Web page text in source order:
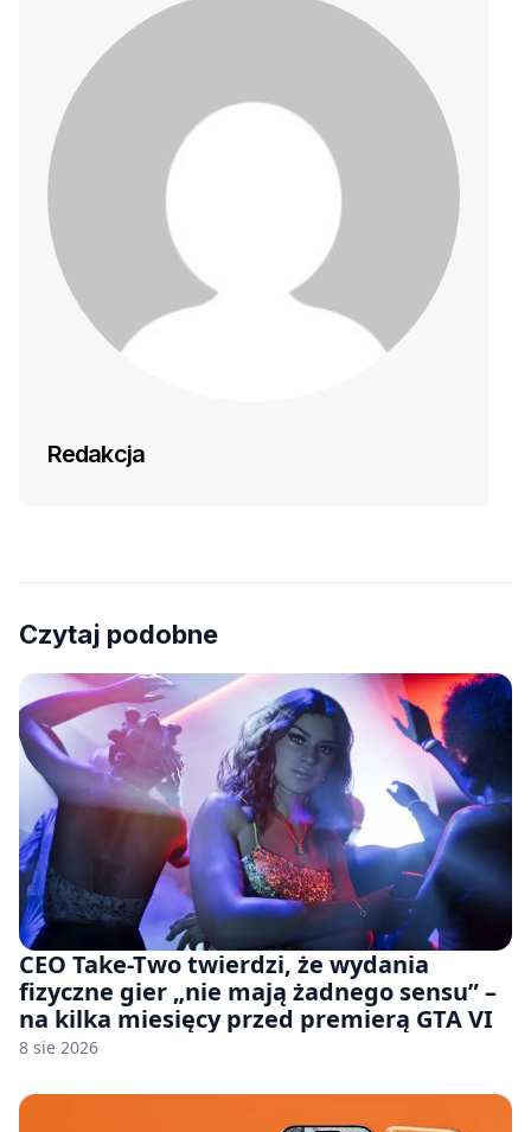
Redakcja
Czytaj podobne
CEO Take-Two twierdzi, że wydania
fizyczne gier „nie mają żadnego sensu” –
na kilka miesięcy przed premierą GTA VI
8 sie 2026